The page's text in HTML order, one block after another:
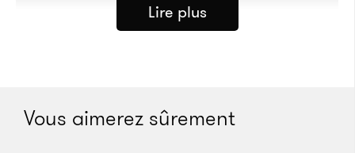
Lire plus
Vous aimerez sûrement